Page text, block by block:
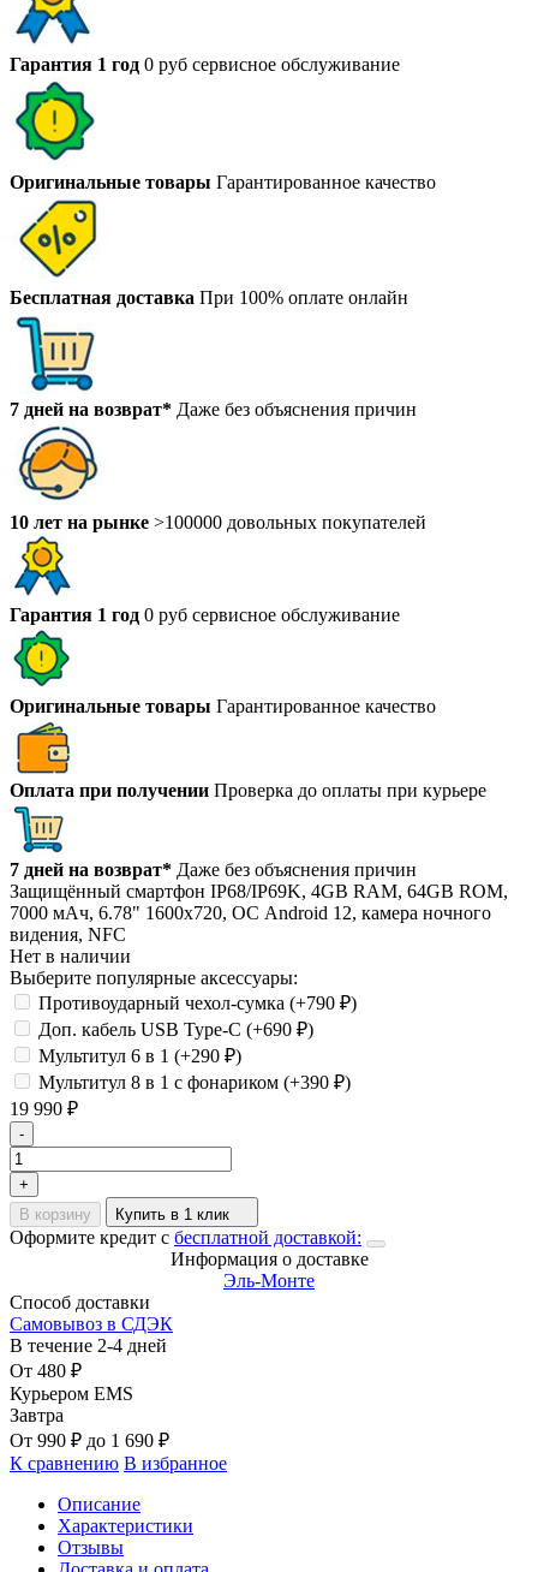
Гарантия 1 год 0 руб сервисное обслуживание
Оригинальные товары Гарантированное качество
Бесплатная доставка При 100% оплате онлайн
7 дней на возврат* Даже без объяснения причин
10 лет на рынке >100000 довольных покупателей
Гарантия 1 год 0 руб сервисное обслуживание
Оригинальные товары Гарантированное качество
Оплата при получении Проверка до оплаты при курьере
7 дней на возврат* Даже без объяснения причин
Защищённый смартфон IP68/IP69K, 4GB RAM, 64GB ROM,
7000 мАч, 6.78" 1600х720, ОС Android 12, камера ночного
видения, NFC
Нет в наличии
Выберите популярные аксессуары:
Противоударный чехол-сумка (+790 ₽)
Доп. кабель USB Type-C (+690 ₽)
Мультитул 6 в 1 (+290 ₽)
Мультитул 8 в 1 с фонариком (+390 ₽)
19 990 ₽
-
+
В корзину
Купить в 1 клик
Оформите кредит с бесплатной доставкой:
Информация о доставке
Эль-Монте
Способ доставки
Самовывоз в СДЭК
В течение 2-4 дней
От 480 ₽
Курьером EMS
Завтра
От 990 ₽ до 1 690 ₽
К сравнению В избранное
Описание
Характеристики
Отзывы